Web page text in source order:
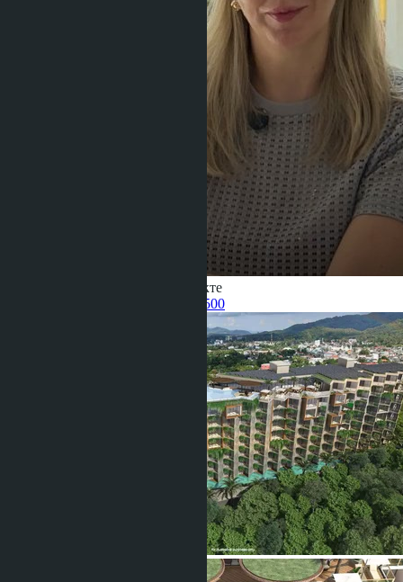
Получить информацию об объекте
+66 80 006 4500